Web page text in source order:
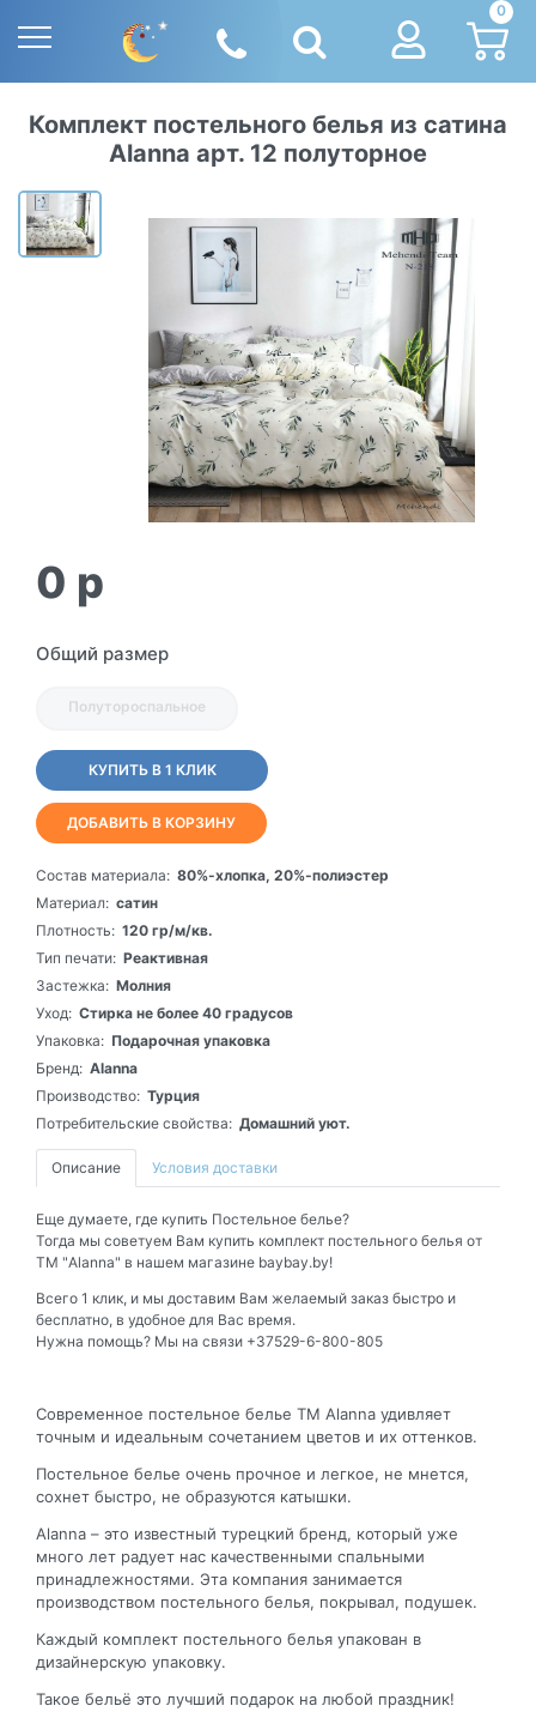
0
Комплект постельного белья из сатина
Alanna арт. 12 полуторное
0 p
Общий размер
Полутороспальное
КУПИТЬ В 1 КЛИК
ДОБАВИТЬ В КОРЗИНУ
Состав материала: 80%-хлопка, 20%-полиэстер
Материал: сатин
Плотность: 120 гр/м/кв.
Тип печати: Реактивная
Застежка: Молния
Уход: Стирка не более 40 градусов
Упаковка: Подарочная упаковка
Бренд: Alanna
Производство: Турция
Потребительские свойства: Домашний уют.
Описание Условия доставки
Еще думаете, где купить Постельное белье?
Тогда мы советуем Вам купить комплект постельного белья от
ТМ "Alanna" в нашем магазине baybay.by!
Всего 1 клик, и мы доставим Вам желаемый заказ быстро и
бесплатно, в удобное для Вас время.
Нужна помощь? Мы на связи +37529-6-800-805
Современное постельное белье ТМ Alanna удивляет
точным и идеальным сочетанием цветов и их оттенков.
Постельное белье очень прочное и легкое, не мнется,
сохнет быстро, не образуются катышки.
Alanna – это известный турецкий бренд, который уже
много лет радует нас качественными спальными
принадлежностями. Эта компания занимается
производством постельного белья, покрывал, подушек.
Каждый комплект постельного белья упакован в
дизайнерскую упаковку.
Такое бельё это лучший подарок на любой праздник!